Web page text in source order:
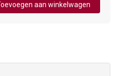
aan winkelwagen